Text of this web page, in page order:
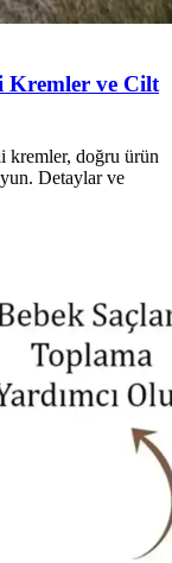
Kremler ve Cilt
kremler, doğru ürün
Detaylar ve